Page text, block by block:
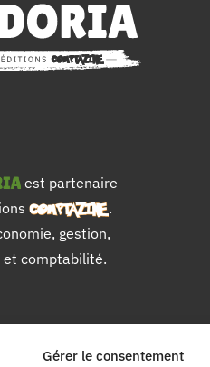
Gérer le consentement
est partenaire
.
gestion,
et comptabilité.